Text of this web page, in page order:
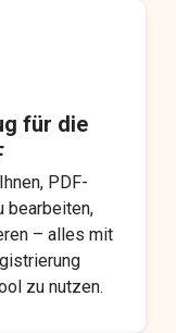
für die
PDF-
bearbeiten,
– alles mit
zu nutzen.